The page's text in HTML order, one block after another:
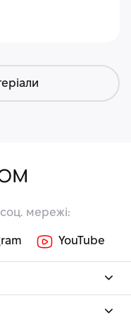
мережі:
YouTube